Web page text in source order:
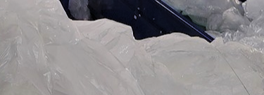
Buscar